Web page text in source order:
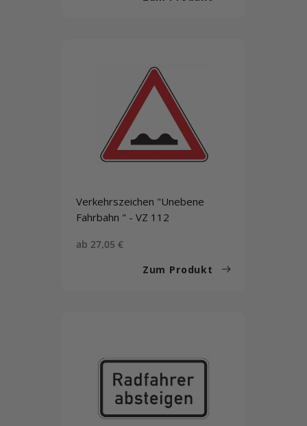
Verkehrszeichen "Unebene
Fahrbahn " - VZ 112
Sonderpreis
ab 27,05 €
Zum Produkt